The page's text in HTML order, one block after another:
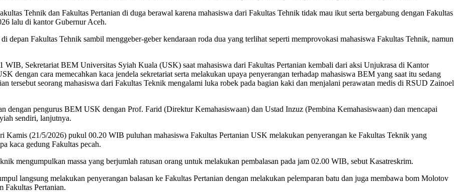
Tehnik dan Fakultas Pertanian di duga berawal karena mahasiswa dari Fakultas Tehnik tidak mau ikut serta bergabung dengan Fakultas
lalu di kantor Gubernur Aceh.
depan Fakultas Tehnik sambil menggeber-geber kendaraan roda dua yang terlihat seperti memprovokasi mahasiswa Fakultas Tehnik, namun
Sekretariat BEM Universitas Syiah Kuala (USK) saat mahasiswa dari Fakultas Pertanian kembali dari aksi Unjukrasa di Kantor
dengan cara memecahkan kaca jendela sekretariat serta melakukan upaya penyerangan terhadap mahasiswa BEM yang saat itu sedang
tersebut seorang mahasiswa dari Fakultas Teknik mengalami luka robek pada bagian kaki dan menjalani perawatan medis di RSUD Zainoel
pengurus BEM USK dengan Prof. Farid (Direktur Kemahasiswaan) dan Ustad Inzuz (Pembina Kemahasiswaan) dan mencapai
sendiri, lanjutnya.
Kamis (21/5/2026) pukul 00.20 WIB puluhan mahasiswa Fakultas Pertanian USK melakukan penyerangan ke Fakultas Teknik yang
kaca gedung Fakultas pecah.
mengumpulkan massa yang berjumlah ratusan orang untuk melakukan pembalasan pada jam 02.00 WIB, sebut Kasatreskrim.
langsung melakukan penyerangan balasan ke Fakultas Pertanian dengan melakukan pelemparan batu dan juga membawa bom Molotov
Fakultas Pertanian.